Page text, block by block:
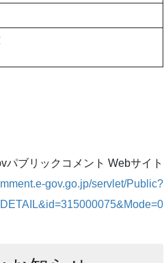
パブリックコメント Webサイト
gov.go.jp/servlet/Public?